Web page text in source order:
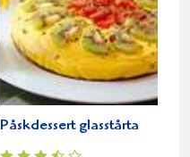
Påskdessert glasstårta